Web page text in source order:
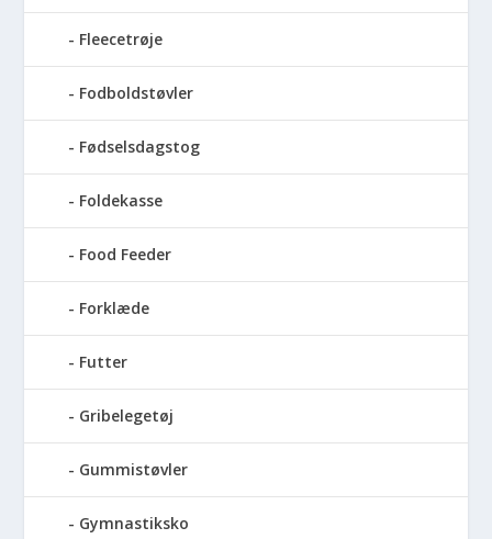
Fleecetrøje
Fodboldstøvler
Fødselsdagstog
Foldekasse
Food Feeder
Forklæde
Futter
Gribelegetøj
Gummistøvler
Gymnastiksko